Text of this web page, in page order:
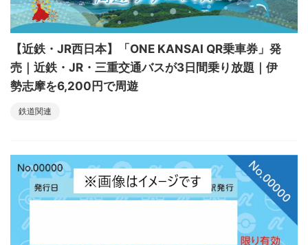
【近鉄・JR西日本】「ONE KANSAI QR乗車券」発
売｜近鉄・JR・三重交通バスが3日間乗り放題｜伊
勢志摩を6,200円で周遊
鉄道関連